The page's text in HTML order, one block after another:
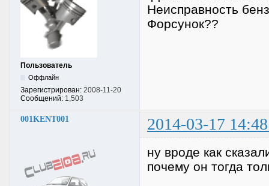
Пользователь
Оффлайн
Зарегистрирован: 2008-11-20
Сообщений: 1,503
Неисправность
Форсунок??
001KENT001 2014-03-17
ну вроде как
почему он тогда